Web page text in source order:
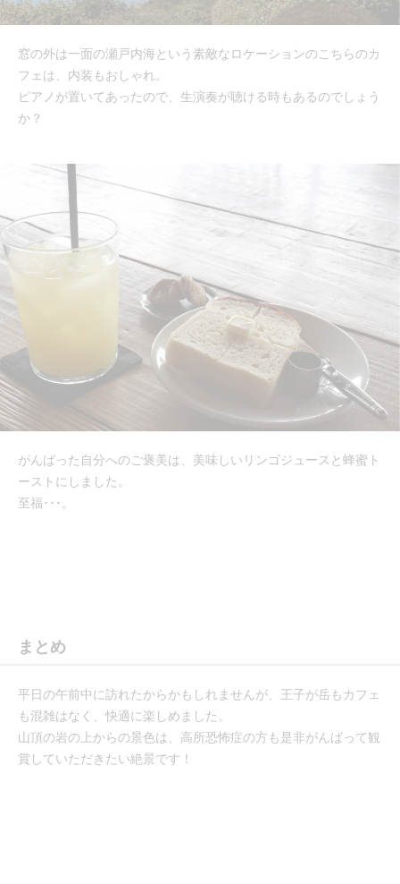
窓の外は一面の瀬戸内海という素敵なロケーションのこちらのカ
フェは、内装もおしゃれ。
ピアノが置いてあったので、生演奏が聴ける時もあるのでしょう
か？
がんばった自分へのご褒美は、美味しいリンゴジュースと蜂蜜ト
ーストにしました。
至福･･･。
まとめ
平日の午前中に訪れたからかもしれませんが、王子が岳もカフェ
も混雑はなく、快適に楽しめました。
山頂の岩の上からの景色は、高所恐怖症の方も是非がんばって観
賞していただきたい絶景です！